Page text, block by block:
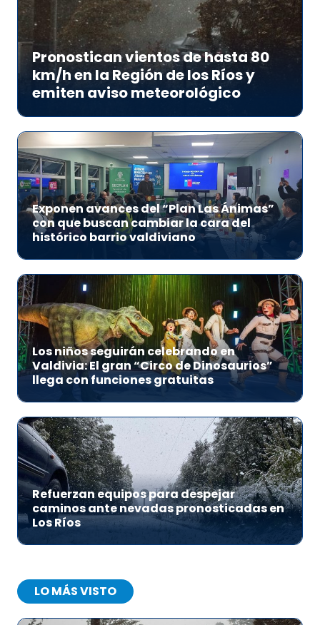
Pronostican vientos de hasta 80
km/h en la Región de los Ríos y
emiten aviso meteorológico
Exponen avances del “Plan Las Ánimas”
con que buscan cambiar la cara del
histórico barrio valdiviano
Los niños seguirán celebrando en
Valdivia: El gran “Circo de Dinosaurios”
llega con funciones gratuitas
Refuerzan equipos para despejar
caminos ante nevadas pronosticadas en
Los Ríos
LO MÁS VISTO